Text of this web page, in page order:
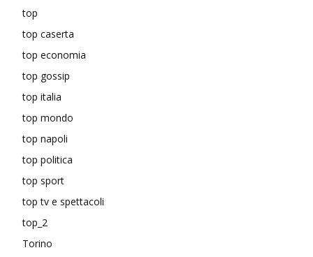
top
top caserta
top economia
top gossip
top italia
top mondo
top napoli
top politica
top sport
top tv e spettacoli
top_2
Torino